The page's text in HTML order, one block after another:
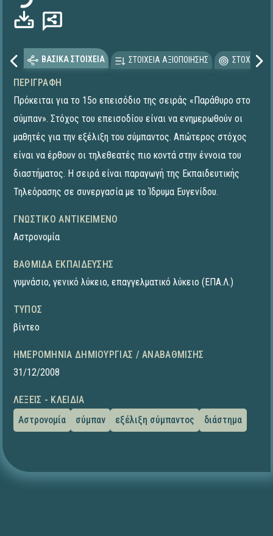
ΒΑΣΙΚΑ ΣΤΟΙΧΕΙΑ ΣΤΟΙΧΕΙΑ ΑΞΙΟΠΟΙΗΣΗΣ
ΠΕΡΙΓΡΑΦΉ
Πρόκειται για το 15ο επεισόδιο της σειράς «Παράθυρο στο
σύμπαν». Στόχος του επεισοδίου είναι να ενημερωθούν οι
μαθητές για την εξέλιξη του σύμπαντος. Απώτερος στόχος
είναι να έρθουν οι τηλεθεατές πιο κοντά στην έννοια του
διαστήματος. Η σειρά είναι παραγωγή της Εκπαιδευτικής
Τηλεόρασης σε συνεργασία με το Ίδρυμα Ευγενίδου.
ΓΝΩΣΤΙΚΌ ΑΝΤΙΚΕΊΜΕΝΟ
Αστρονομία
ΒΑΘΜΊΔΑ ΕΚΠΑΊΔΕΥΣΗΣ
γυμνάσιο, γενικό λύκειο, επαγγελματικό λύκειο (ΕΠΑ.Λ.)
ΤΎΠΟΣ
βίντεο
ΗΜΕΡΟΜΗΝΊΑ ΔΗΜΙΟΥΡΓΊΑΣ / ΑΝΑΒΆΘΜΙΣΗΣ
31/12/2008
ΛΈΞΕΙΣ - ΚΛΕΙΔΙΆ
Αστρονομία
σύμπαν εξέλιξη σύμπαντος διάστημα